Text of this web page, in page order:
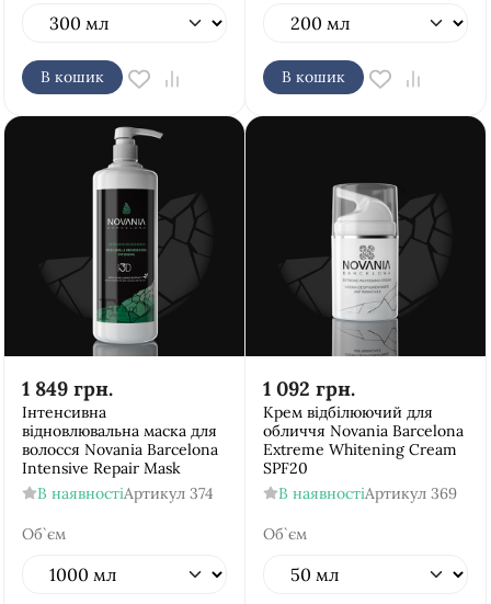
В кошик В кошик
1 849 грн.
Інтенсивна
відновлювальна маска для
волосся Novania Barcelona
Intensive Repair Mask
В наявностіАртикул 374
Об`єм
1 092 грн.
Крем відбілюючий для
обличчя Novania Barcelona
Extreme Whitening Cream
SPF20
В наявностіАртикул 369
Об`єм